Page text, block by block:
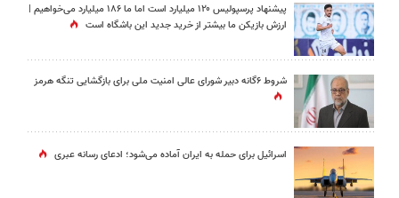
پیشنهاد پرسپولیس ۱۲۰ میلیارد است اما ما ۱۸۶ میلیارد می‌خواهیم |
ارزش بازیکن ما بیشتر از خرید جدید این باشگاه است
شروط ۶گانه دبیر شورای عالی امنیت ملی برای بازگشایی تنگه هرمز
اسرائیل برای حمله به ایران آماده می‌شود؛ ادعای رسانه عبری